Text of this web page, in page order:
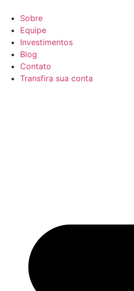
para
conteúdo
Sobre
Equipe
Investimentos
Blog
Contato
Transfira sua conta